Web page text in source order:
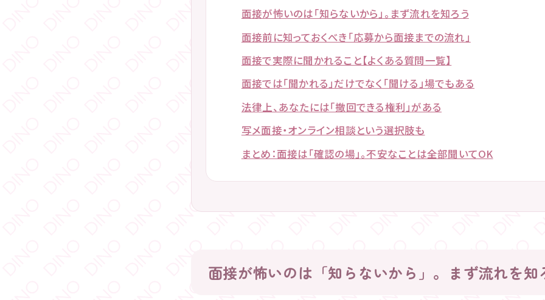
面接が怖いのは「知らないから」。まず流れを知ろう
面接前に知っておくべき「応募から面接までの流れ」
面接で実際に聞かれること【よくある質問一覧】
面接では「聞かれる」だけでなく「聞ける」場でもある
法律上、あなたには「撤回できる権利」がある
写メ面接・オンライン相談という選択肢も
まとめ：面接は「確認の場」。不安なことは全部聞いてOK
面接が怖いのは「知らないから」。まず流れを知